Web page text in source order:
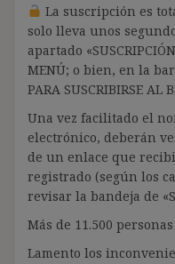
La suscripción es
solo lleva unos
apartado
MENÚ; o bien, en la
PARA SUSCRIBIRSE AL
Una vez facilitado el
electrónico, deberán
de un enlace que
registrado (según los
revisar la bandeja de
Más de 11.500
Lamento los